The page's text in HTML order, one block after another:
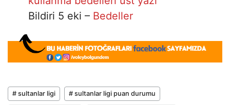
Bildiri 5 eki – Bedeller
# sultanlar ligi # sultanlar ligi puan durumu